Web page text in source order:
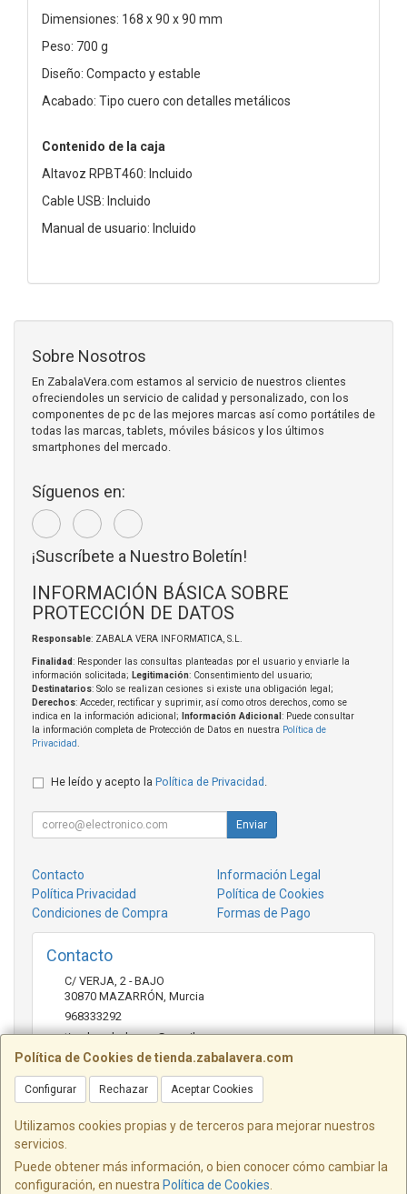
Dimensiones: 168 x 90 x 90 mm
Peso: 700 g
Diseño: Compacto y estable
Acabado: Tipo cuero con detalles metálicos
Contenido de la caja
Altavoz RPBT460: Incluido
Cable USB: Incluido
Manual de usuario: Incluido
Política de Cookies de tienda.zabalavera.com
Configurar Rechazar Aceptar Cookies
Utilizamos cookies propias y de terceros para mejorar nuestros
servicios.
Puede obtener más información, o bien conocer cómo cambiar la
configuración, en nuestra Política de Cookies
Sobre Nosotros
En ZabalaVera.com estamos al servicio de nuestros clientes
ofreciendoles un servicio de calidad y personalizado, con los
componentes de pc de las mejores marcas así como portátiles de
todas las marcas, tablets, móviles básicos y los últimos
smartphones del mercado.
Síguenos en:
¡Suscríbete a Nuestro Boletín!
INFORMACIÓN BÁSICA SOBRE
PROTECCIÓN DE DATOS
Responsable: ZABALA VERA INFORMATICA, S.L.
Finalidad: Responder las consultas planteadas por el usuario y enviarle la
información solicitada; Legitimación: Consentimiento del usuario;
Destinatarios: Solo se realizan cesiones si existe una obligación legal;
Derechos: Acceder, rectificar y suprimir, así como otros derechos, como se
indica en la información adicional;
Información Adicional : Puede consultar
la información completa de Protección de Datos en nuestra Política de
Privacidad
He leído y acepto la Política de Privacidad
Enviar
Contacto
Información Legal
Política Privacidad
Política de Cookies
Condiciones de Compra
Formas de Pago
Contacto
C/ VERJA, 2 - BAJO
30870 MAZARRÓN Murcia
968333292
tienda.zabalavera@gmail.com
Horario
9:30-14:00 y 17:30-20:00
, , , , España. - C.I.F.: B21672183 - Tfno: